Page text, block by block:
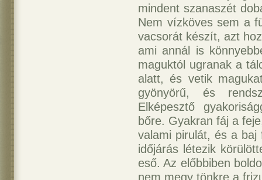
mindent szanaszét
Nem vízköves sem a
vacsorát készít, azt
ami annál is
maguktól ugranak a
alatt, és vetik
gyönyörű, és
Elképesztő
bőre. Gyakran fáj a
valami pirulát, és a baj
időjárás létezik
eső. Az előbbiben
nem megy tönkre a